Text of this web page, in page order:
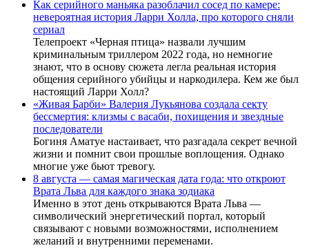
Как серийного маньяка разоблачил сосед по камере:
невероятная история Ларри Холла, про которого сняли
сериал
Телепроект «Черная птица» назвали лучшим
криминальным триллером 2022 года, но немногие
знают, что в основу сюжета легла реальная история
общения серийного убийцы и наркодилера. Кем же был
настоящий Ларри Холл?
«Живая Барби» Валерия Лукьянова создала секту
бессмертия: клизмы с васаби, похищения и звездные
последователи
Богиня Аматуе настаивает, что разгадала секрет вечной
жизни и помнит свои прошлые воплощения. Однако
многие уже бьют тревогу.
8 августа — самая магическая дата года: что откроют
Врата Льва для каждого знака зодиака
Именно в этот день открываются Врата Льва —
символический энергетический портал, который
связывают с новыми возможностями, исполнением
желаний и внутренними переменами.